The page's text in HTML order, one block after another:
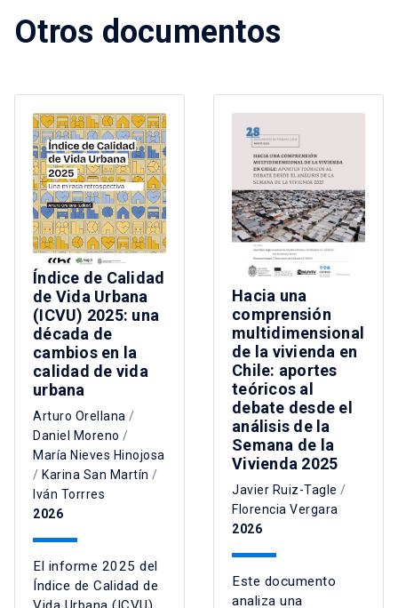
Otros documentos
Índice de Calidad
de Vida Urbana
(ICVU) 2025: una
década de
cambios en la
calidad de vida
urbana
Arturo Orellana /
Daniel Moreno /
María Nieves Hinojosa
/ Karina San Martín /
Iván Torrres
2026
El informe 2025 del
Índice de Calidad de
Hacia una
comprensión
multidimensional
de la vivienda en
Chile: aportes
teóricos al
debate desde el
análisis de la
Semana de la
Vivienda 2025
Javier Ruiz-Tagle /
Florencia Vergara
2026
Este documento
analiza una